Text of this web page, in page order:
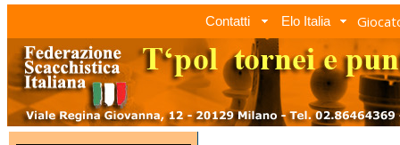
Contatti Elo Italia